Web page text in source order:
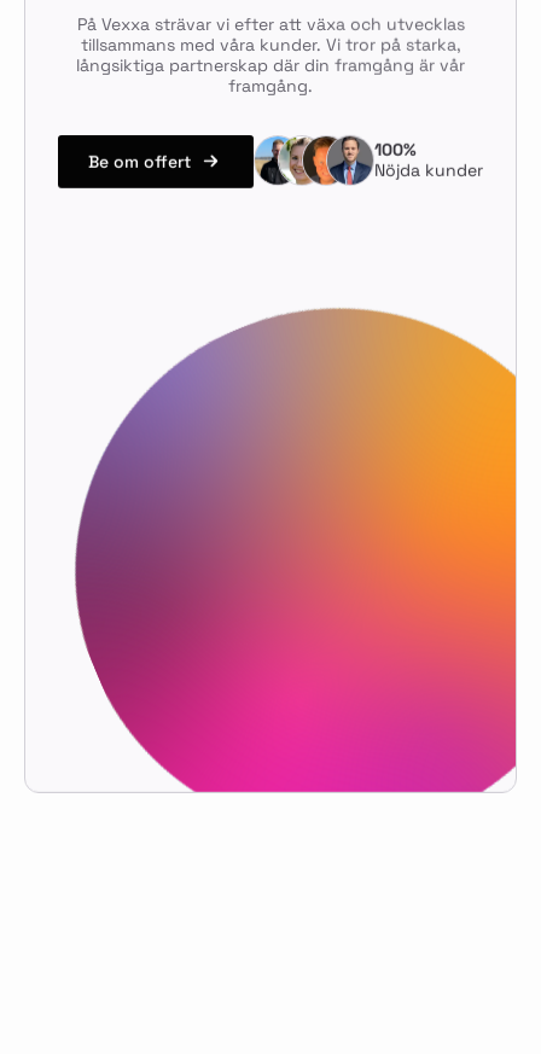
På Vexxa strävar vi efter att växa och utvecklas
tillsammans med våra kunder. Vi tror på starka,
långsiktiga partnerskap där din framgång är vår
framgång.
Be om offert
100%
Nöjda kunder